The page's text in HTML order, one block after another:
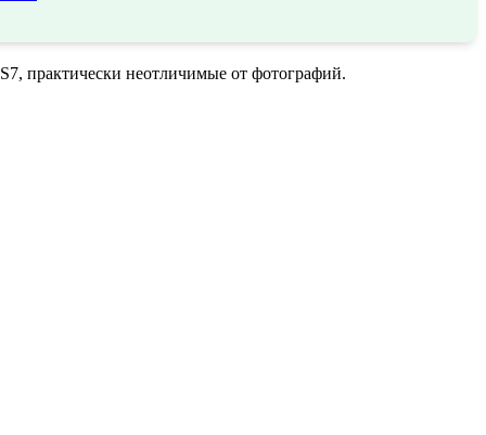
практически неотличимые от фотографий.